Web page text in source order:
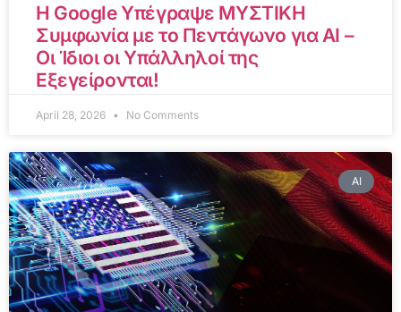
Η Google Υπέγραψε ΜΥΣΤΙΚΗ
Συμφωνία με το Πεντάγωνο για AI –
Οι Ίδιοι οι Υπάλληλοί της
Εξεγείρονται!
April 28, 2026 No Comments
AI